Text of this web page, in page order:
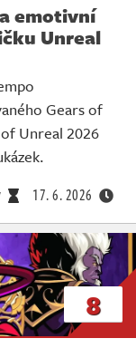
emotivní
Unreal
Gears of
Unreal 2026
17. 6. 2026
8